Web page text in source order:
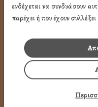
Πως
Πως
ενδέχεται να συνδυάσουν
παρέχει ή που έχουν